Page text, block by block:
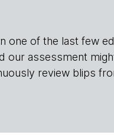
one of the last few
our assessment
review blips